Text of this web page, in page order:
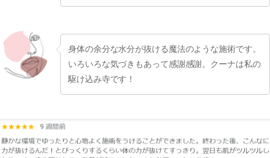
身体の余分な水分が抜ける魔法のような施術です。
いろいろな気づきもあって感謝感謝。クーナは私の
駆け込み寺です！